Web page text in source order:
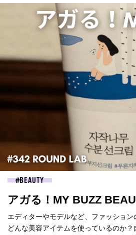
BEAUTY
アガる！MY BUZZ
エディターやモデルなど、ファッショ
どんな美容アイテムを使っているのか